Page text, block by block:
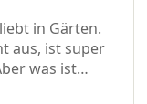
in Gärten.
aus, ist super
was ist
sorgst du